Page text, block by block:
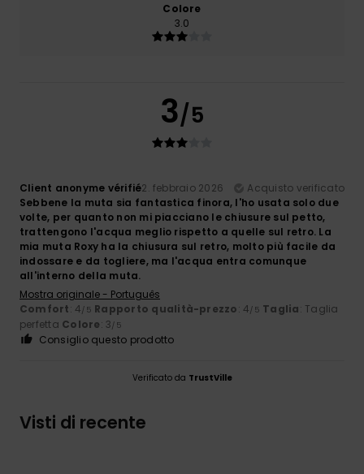
Colore
3.0
3/5
Client anonyme vérifié2. febbraio 2026
Acquisto verificato
Sebbene la muta sia fantastica finora, l'ho usata solo due
volte, per quanto non mi piacciano le chiusure sul petto,
trattengono l'acqua meglio rispetto a quelle sul retro. La
mia muta Roxy ha la chiusura sul retro, molto più facile da
indossare e da togliere, ma l'acqua entra comunque
all'interno della muta.
Mostra originale - Português
Comfort: 4/5 Rapporto qualità-prezzo: 4/5 Taglia: Taglia
perfetta Colore: 3/5
Consiglio questo prodotto
Verificato da TrustVille
Visti di recente